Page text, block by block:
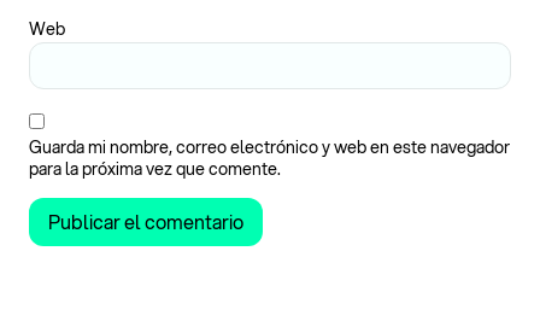
Web
Guarda mi nombre, correo electrónico y web en este navegador
para la próxima vez que comente.